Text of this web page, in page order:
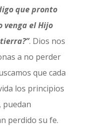
que pronto
venga el Hijo
. Dios nos
a no perder
que cada
los principios
puedan
perdido su fe.